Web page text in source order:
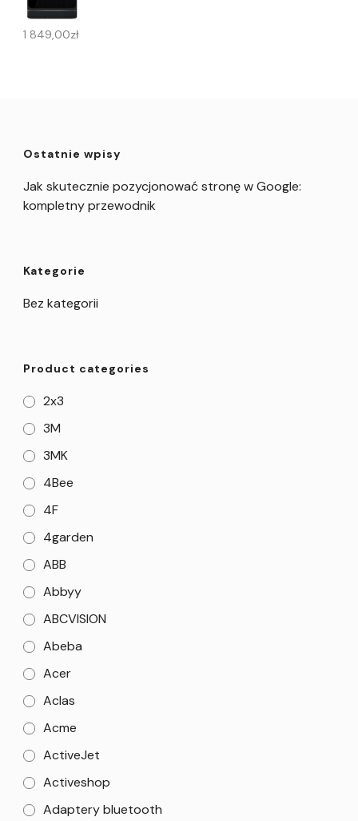
1 849,00zł
Ostatnie wpisy
Jak skutecznie pozycjonować stronę w Google:
kompletny przewodnik
Kategorie
Bez kategorii
Product categories
2x3
3M
3MK
4Bee
4F
4garden
ABB
Abbyy
ABCVISION
Abeba
Acer
Aclas
Acme
ActiveJet
Activeshop
Adaptery bluetooth